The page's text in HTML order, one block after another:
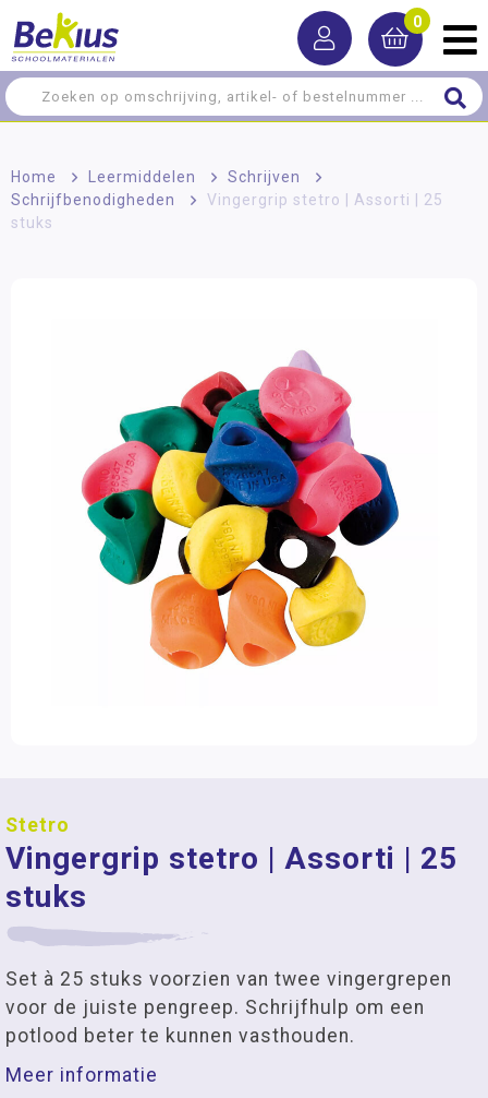
0
Home > Leermiddelen > Schrijven
>
Schrijfbenodigheden
>
Vingergrip stetro | Assorti | 25
stuks
Stetro
Vingergrip stetro | Assorti | 25
stuks
Set à 25 stuks voorzien van twee vingergrepen
voor de juiste pengreep. Schrijfhulp om een
potlood beter te kunnen vasthouden.
Meer informatie